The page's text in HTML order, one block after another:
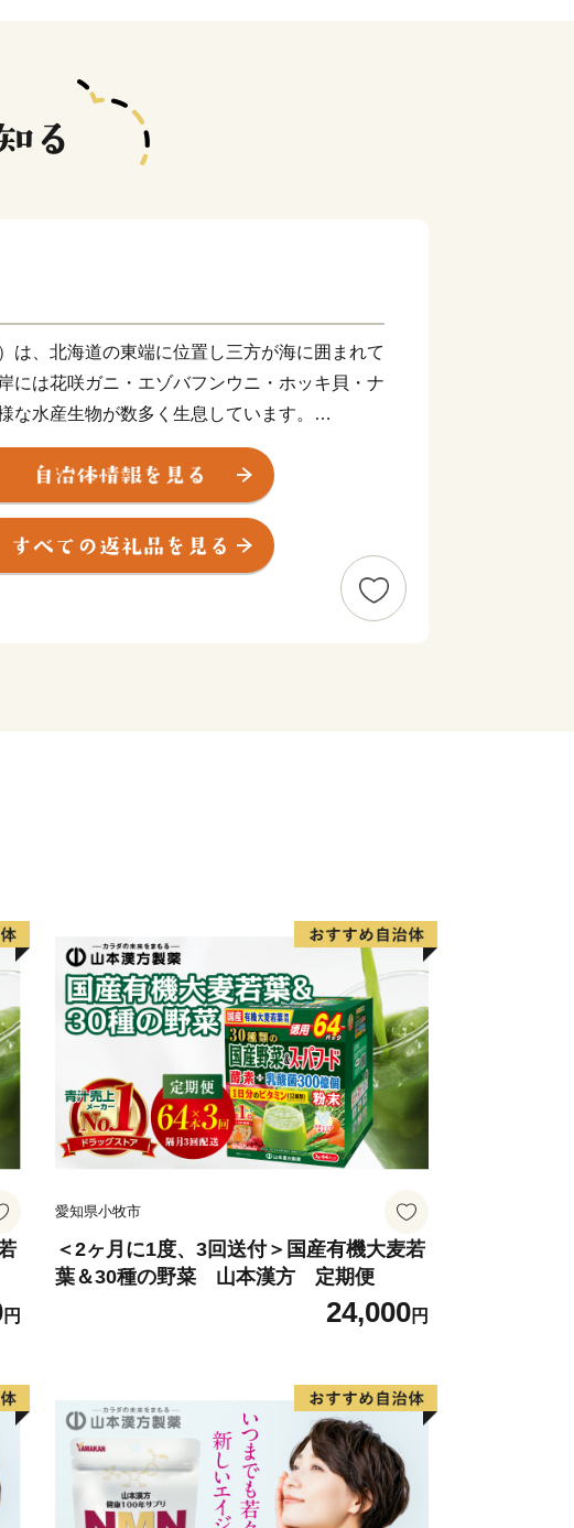
は、北海道の東端に位置し三方が海に囲まれて
には花咲ガニ・エゾバフンウニ・ホッキ貝・ナ
な水産生物が数多く生息しています。
鳥の宝庫としても知られ、日本で観察できる半
の野鳥が観測でき、風蓮湖、春国岱、長節湖な
から多くの方がバードウォッチングに訪れてい
験やカヌー体験、フットパス、酪農体験など、
相手にする北海道ならではのアクティビティも
円
愛知県小牧市
＜2ヶ月に1度、3回送付＞国産有機大麦若
葉＆30種の野菜 山本漢方 定期便
24,000円